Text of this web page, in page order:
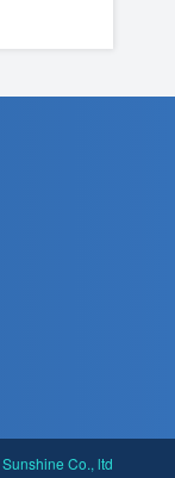
Sunshine Co., ltd